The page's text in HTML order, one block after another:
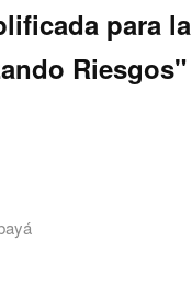
para la
Riesgos"